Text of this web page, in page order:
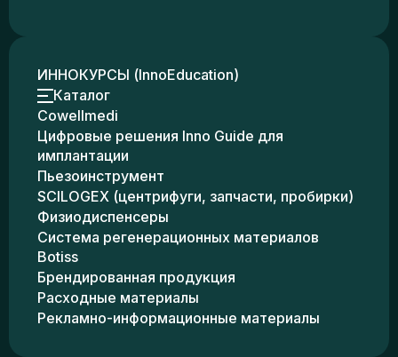
ИННОКУРСЫ (InnoEducation)
Каталог
Cowellmedi
Цифровые решения Inno Guide для
имплантации
Пьезоинструмент
SCILOGEX (центрифуги, запчасти, пробирки)
Физиодиспенсеры
Система регенерационных материалов
Botiss
Брендированная продукция
Расходные материалы
Рекламно-информационные материалы